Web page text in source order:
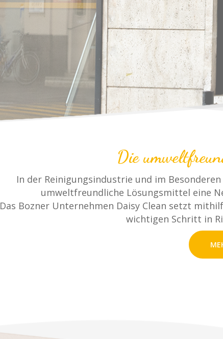
Die
In der Reinigungsindustrie und im
umweltfreundliche Lösungsmittel eine
Das Bozner Unternehmen Daisy Clean setzt
wichtigen Schritt in